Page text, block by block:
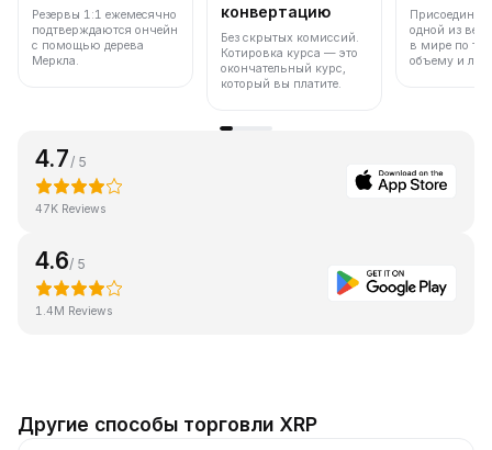
Резервы 1:1 ежемесячно
подтверждаются ончейн
с помощью дерева
Меркла.
конвертацию
Без скрытых комиссий.
Котировка курса — это
окончательный курс,
который вы платите.
одной из
в мире по
объему и
4.7 / 5
47K Reviews
4.6/ 5
1.4M Reviews
Другие способы торговли XRP